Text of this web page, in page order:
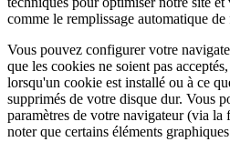
comme le remplissage automatique
Vous pouvez configurer votre
que les cookies ne soient pas
lorsqu'un cookie est installé ou à ce
supprimés de votre disque dur. Vous
paramètres de votre navigateur (via
noter que certains éléments